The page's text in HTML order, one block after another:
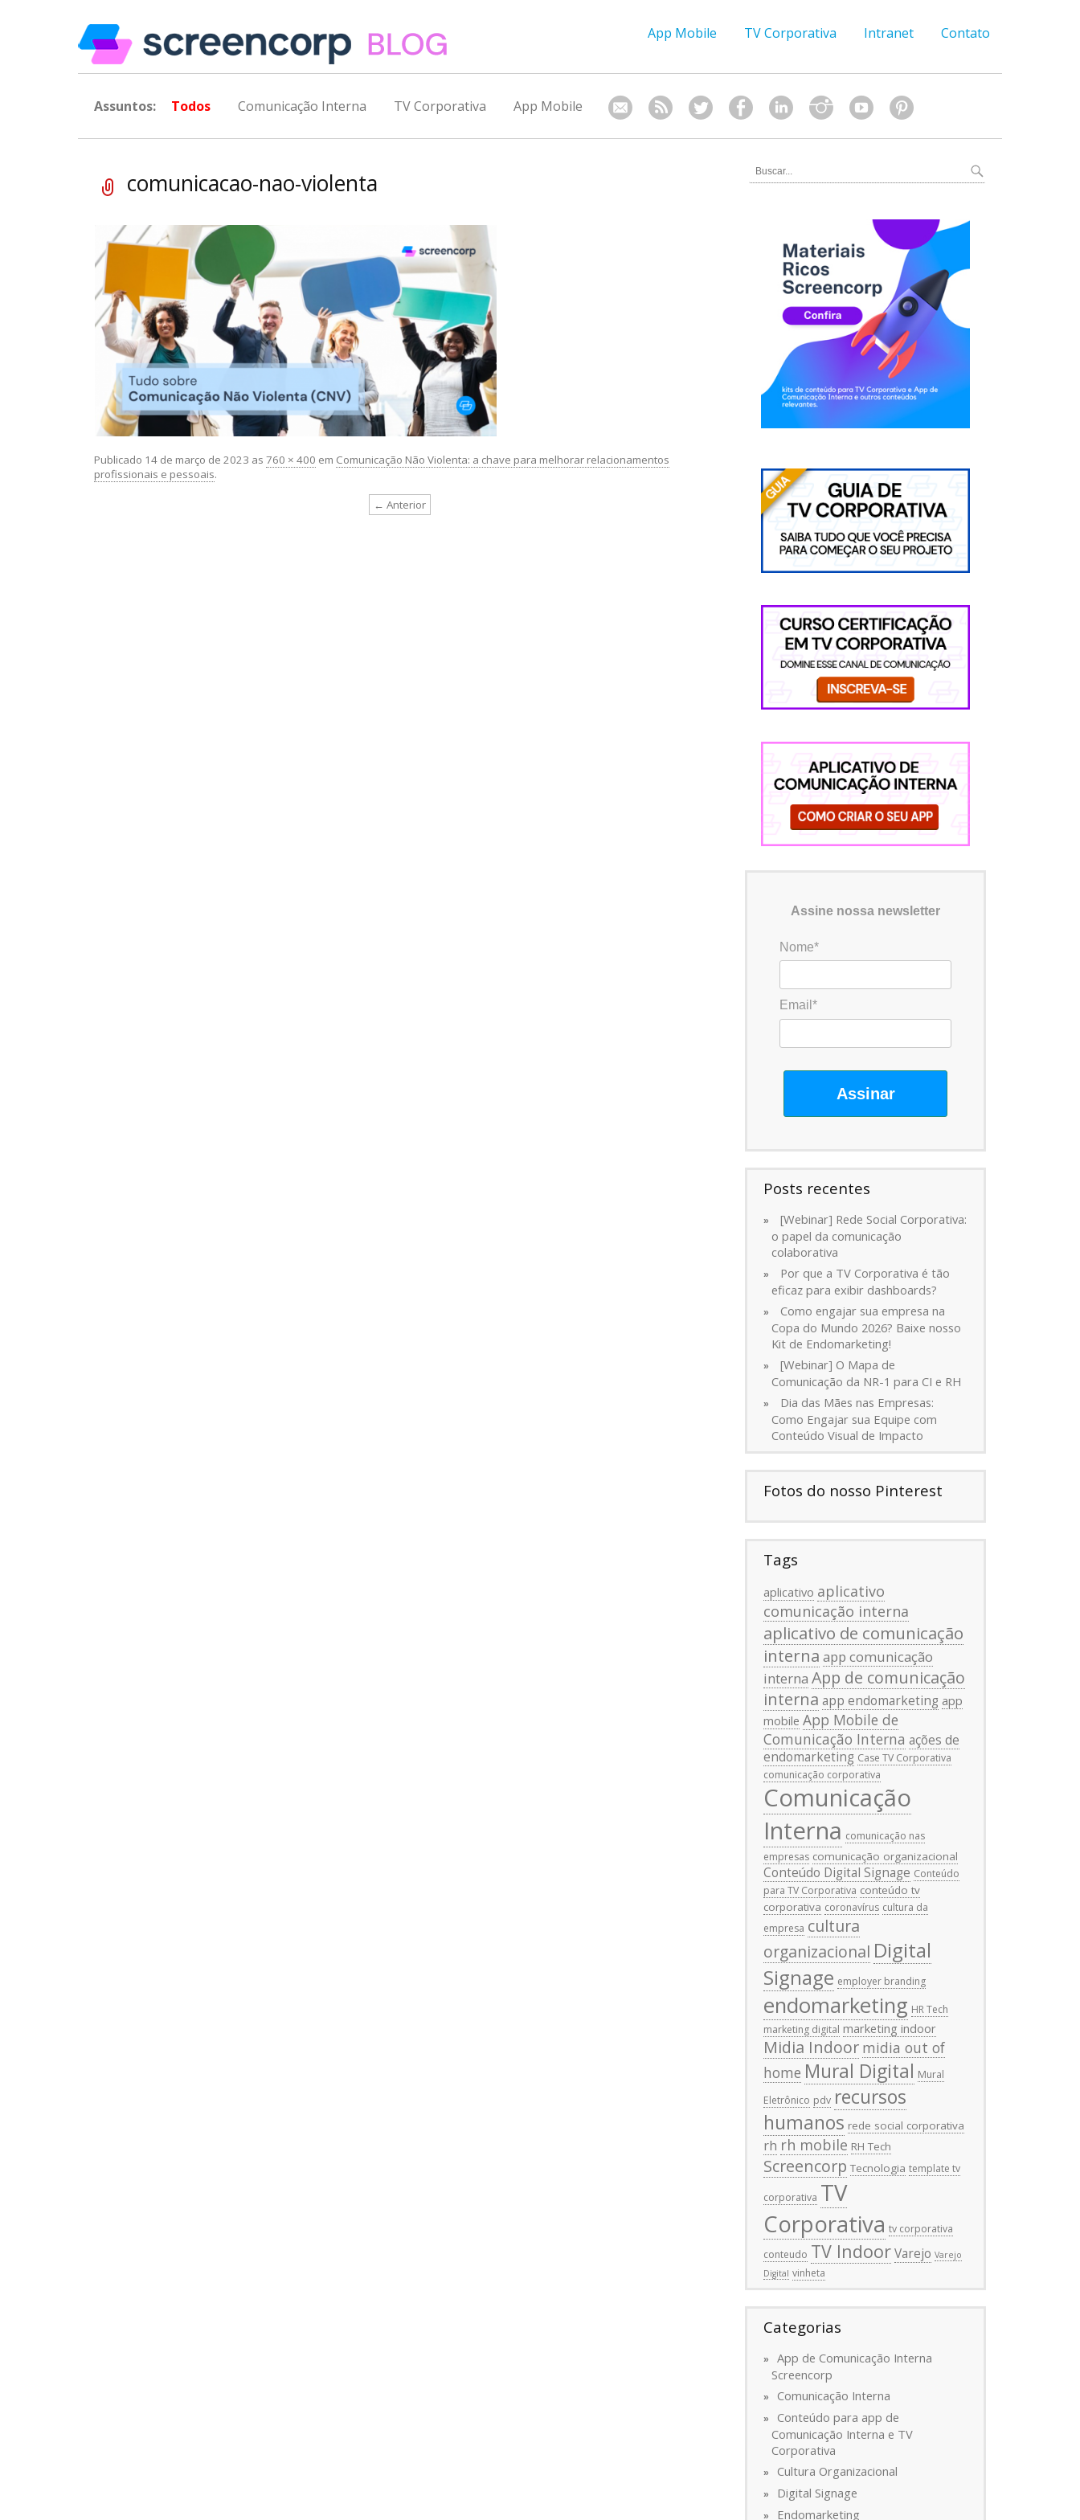
App Mobile TV Corporativa Intranet Contato
Assuntos: Todos Comunicação Interna TV Corporativa App Mobile
comunicacao-nao-violenta
Publicado 14 de março de 2023 as 760 × 400 em Comunicação Não Violenta: a chave para melhorar relacionamentos
profissionais e pessoais.
← Anterior
Assine nossa newsletter
Nome*
Email*
Assinar
Posts recentes
[Webinar] Rede Social Corporativa:
o papel da comunicação
colaborativa
Por que a TV Corporativa é tão
eficaz para exibir dashboards?
Como engajar sua empresa na
Copa do Mundo 2026? Baixe nosso
Kit de Endomarketing!
[Webinar] O Mapa de
Comunicação da NR-1 para CI e RH
Dia das Mães nas Empresas:
Como Engajar sua Equipe com
Conteúdo Visual de Impacto
Fotos do nosso Pinterest
Tags
aplicativo aplicativo
comunicação interna
aplicativo de comunicação
interna app comunicação
interna App de comunicação
interna app endomarketing app
mobile App Mobile de
Comunicação Interna ações de
endomarketing Case TV Corporativa
comunicação corporativa
Comunicação
Interna comunicação nas
empresas comunicação organizacional
Conteúdo Digital Signage Conteúdo
para TV Corporativa conteúdo tv
corporativa coronavírus cultura da
empresa cultura
organizacional Digital
Signage employer branding
endomarketing HR Tech
marketing digital marketing indoor
Midia Indoor midia out of
home Mural Digital Mural
Eletrônico pdv recursos
humanos rede social corporativa
rh rh mobile RH Tech
Screencorp Tecnologia template tv
corporativa TV
Corporativa tv corporativa
conteudo TV IndoorVarejo Varejo
Digital vinheta
Categorias
App de Comunicação Interna
Screencorp
Comunicação Interna
Conteúdo para app de
Comunicação Interna e TV
Corporativa
Cultura Organizacional
Digital Signage
Endomarketing